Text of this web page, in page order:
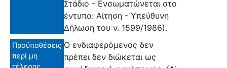
Στάδιο - Ενσωματώνεται στο
έντυπο: Αίτηση - Υπεύθυνη
Δήλωση του ν. 1599/1986).
Προϋποθέσεις
περί μη
O ενδιαφερόμενος δεν
πρέπει δεν διώκεται ως